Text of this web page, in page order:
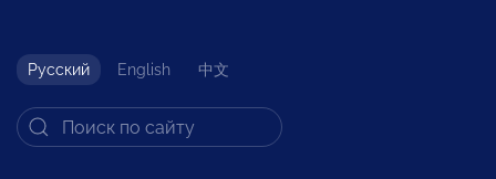
Русский English 中文